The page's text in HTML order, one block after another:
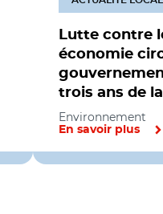
Lutte contre
économie
trois ans de
Environnement
En savoir plus